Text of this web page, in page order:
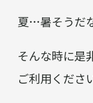
夏…暑そうだ
そんな時に是
ご利用くださ